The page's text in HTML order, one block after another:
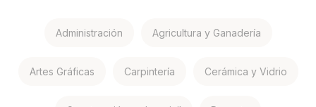
Administración Agricultura y Ganadería
Artes Gráficas Carpintería Cerámica y Vidrio